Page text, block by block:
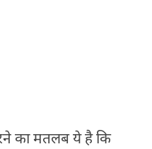
का मतलब ये है कि